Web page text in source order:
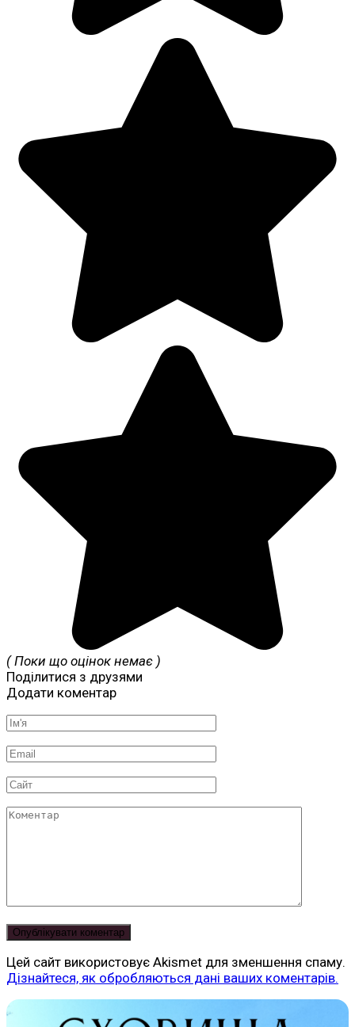
( Поки що оцінок немає )
Поділитися з друзями
Додати коментар
Ім'я
*
Email
*
Сайт
Коментар
Цей сайт використовує Akismet для зменшення спаму.
Дізнайтеся, як обробляються дані ваших коментарів.